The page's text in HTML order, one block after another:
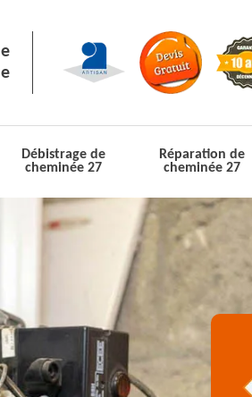
Débistrage de
cheminée 27
Réparation de
cheminée 27